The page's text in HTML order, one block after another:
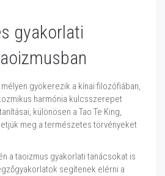
gyakorlati
gyökerezik a kínai filozófiában,
harmónia kulcsszerepet
különösen a Tao Te King,
meg a természetes törvényeket
a taoizmus gyakorlati tanácsokat is
segítenek elérni a